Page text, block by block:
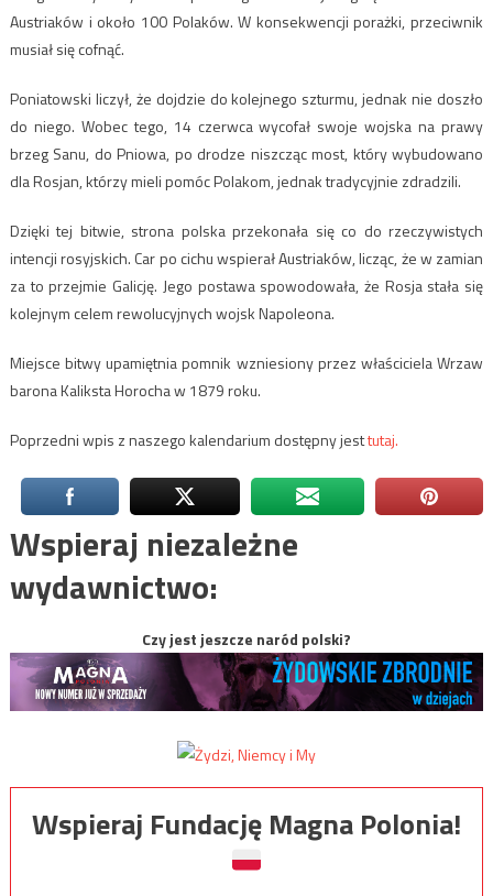
Austriaków i około 100 Polaków. W konsekwencji porażki, przeciwnik
musiał się cofnąć.
Poniatowski liczył, że dojdzie do kolejnego szturmu, jednak nie doszło
do niego. Wobec tego, 14 czerwca wycofał swoje wojska na prawy
brzeg Sanu, do Pniowa, po drodze niszcząc most, który wybudowano
dla Rosjan, którzy mieli pomóc Polakom, jednak tradycyjnie zdradzili.
Dzięki tej bitwie, strona polska przekonała się co do rzeczywistych
intencji rosyjskich. Car po cichu wspierał Austriaków, licząc, że w zamian
za to przejmie Galicję. Jego postawa spowodowała, że Rosja stała się
kolejnym celem rewolucyjnych wojsk Napoleona.
Miejsce bitwy upamiętnia pomnik wzniesiony przez właściciela Wrzaw
barona Kaliksta Horocha w 1879 roku.
Poprzedni wpis z naszego kalendarium dostępny jesttutaj.
Wspieraj niezależne
wydawnictwo:
Czy jest jeszcze naród polski?
Wspieraj Fundację Magna Polonia!